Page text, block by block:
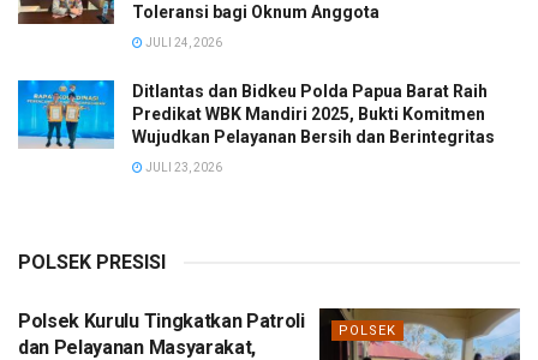
Toleransi bagi Oknum Anggota
JULI 24, 2026
Ditlantas dan Bidkeu Polda Papua Barat Raih
Predikat WBK Mandiri 2025, Bukti Komitmen
Wujudkan Pelayanan Bersih dan Berintegritas
JULI 23, 2026
POLSEK PRESISI
POLSEK
Polsek Kurulu Tingkatkan Patroli
dan Pelayanan Masyarakat,